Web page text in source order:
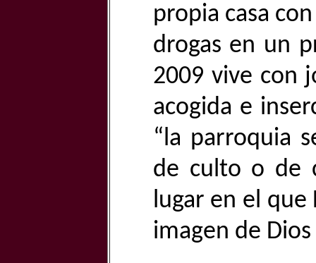
propia casa
drogas en un
2009 vive con
acogida e
“la parroquia
de culto o de
lugar en el que
imagen de